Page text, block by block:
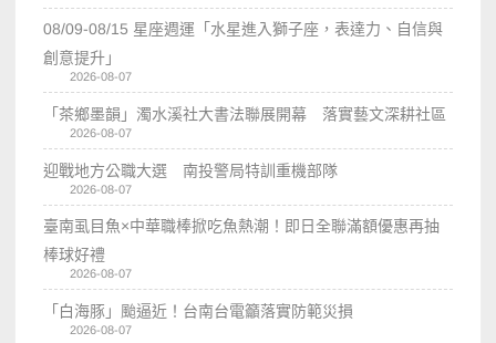
08/09-08/15 星座週運「水星進入獅子座，表達力、自信與
創意提升」
2026-08-07
「茶鄉墨韻」濁水溪社大書法聯展開幕 落實藝文深耕社區
2026-08-07
迎戰地方公職大選 南投警局特訓重機部隊
2026-08-07
臺南虱目魚×中華職棒掀吃魚熱潮！即日全聯滿額優惠再抽
棒球好禮
2026-08-07
「白海豚」颱逼近！台南台電籲落實防範災損
2026-08-07